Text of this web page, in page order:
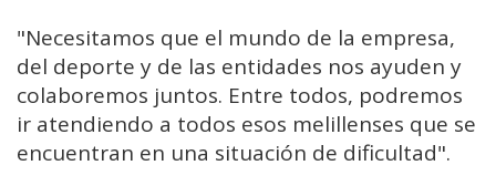
"Necesitamos que el mundo de la empresa,
del deporte y de las entidades nos ayuden y
colaboremos juntos. Entre todos, podremos
ir atendiendo a todos esos melillenses que se
encuentran en una situación de dificultad".